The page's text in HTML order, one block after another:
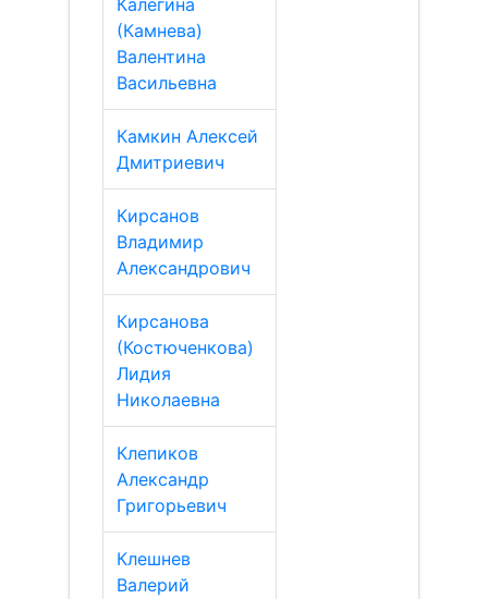
Калегина
(Камнева)
Валентина
Васильевна
Камкин Алексей
Дмитриевич
Кирсанов
Владимир
Александрович
Кирсанова
(Костюченкова)
Лидия
Николаевна
Клепиков
Александр
Григорьевич
Клешнев
Валерий